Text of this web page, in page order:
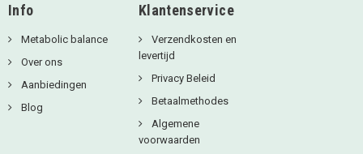
Info
Metabolic balance
Over ons
Aanbiedingen
Blog
Klantenservice
Verzendkosten en
levertijd
Privacy Beleid
Betaalmethodes
Algemene
voorwaarden